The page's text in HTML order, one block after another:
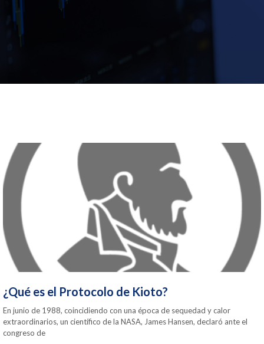
¿Qué es el Protocolo de Kioto?
En junio de 1988, coincidiendo con una época de sequedad y calor
extraordinarios, un científico de la NASA, James Hansen, declaró ante el
congreso de